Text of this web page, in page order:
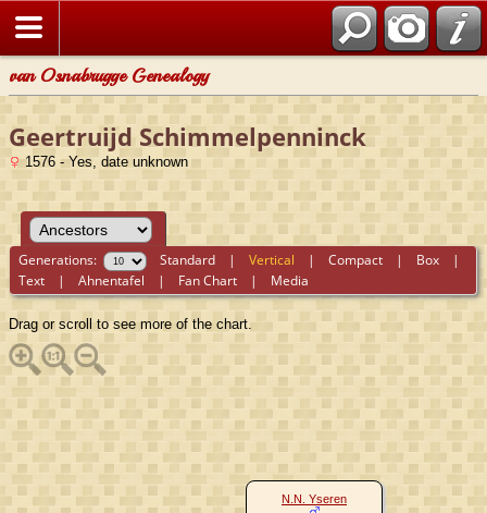
van Osnabrugge Genealogy
Geertruijd Schimmelpenninck
1576 - Yes, date unknown
Generations: Standard |Vertical |Compact | Box |
Text |Ahnentafel | Fan Chart | Media
Drag or scroll to see more of the chart.
N.N. Yseren